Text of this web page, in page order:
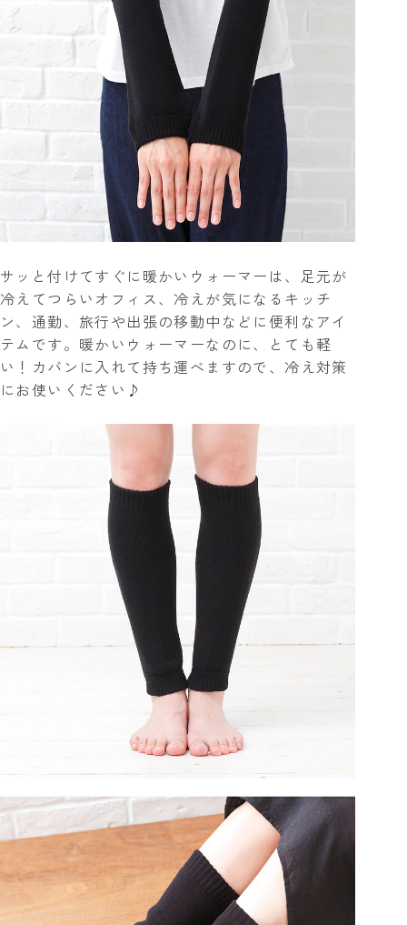
サッと付けてすぐに暖かいウォーマーは、足元が
冷えてつらいオフィス、冷えが気になるキッチ
ン、通勤、旅行や出張の移動中などに便利なアイ
テムです。暖かいウォーマーなのに、とても軽
い！カバンに入れて持ち運べますので、冷え対策
にお使いください♪